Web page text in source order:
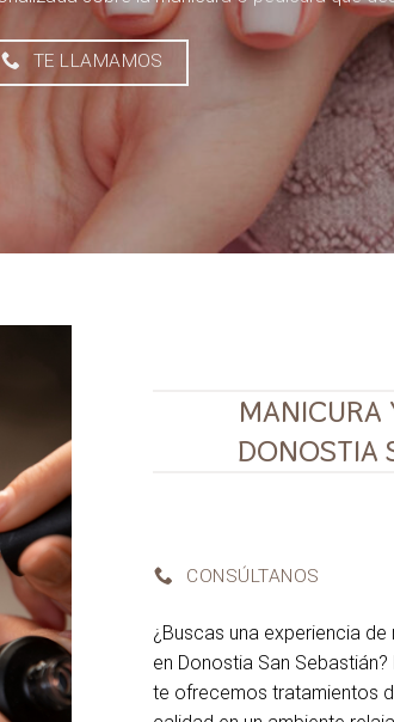
TE LLAMAMOS
MANICURA
DONOSTIA
CONSÚLTANOS
¿Buscas una experiencia
en Donostia San
te ofrecemos tratamientos